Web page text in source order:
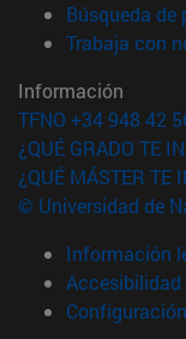
Búsqueda de
Trabaja con
Información
TFNO +34 948 42
¿QUÉ GRADO TE
¿QUÉ MÁSTER TE
© Universidad de
Información
Accesibilidad